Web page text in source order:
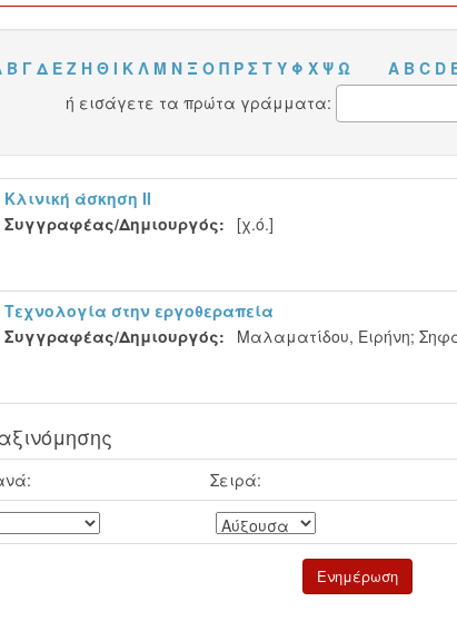
Β Γ Δ Ε Ζ Η Θ Ι Κ Λ Μ Ν Ξ Ο Π Ρ Σ Τ Υ Φ Χ Ψ Ω A B C D
ή εισάγετε τα πρώτα γράμματα:
Κλινική άσκηση ΙΙ
Συγγραφέας/Δημιουργός:
[χ.ό.]
Τεχνολογία στην εργοθεραπεία
Συγγραφέας/Δημιουργός:
Μαλαματίδου, Ειρήνη;
Σειρά: